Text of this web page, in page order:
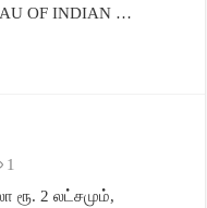
OF INDIAN …
1
ரூ. 2 லட்சமும்,